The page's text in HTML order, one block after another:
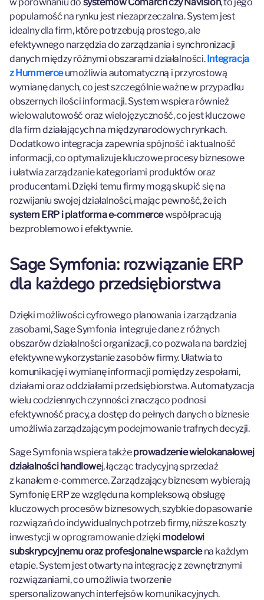
popularność na rynku jest niezaprzeczalna. System jest
idealny dla firm, które potrzebują prostego, ale
efektywnego narzędzia do zarządzania i synchronizacji
danych między różnymi obszarami działalności. Integracja
z Hummerceumożliwia automatyczną i przyrostową
wymianę danych, co jest szczególnie ważne w przypadku
obszernych ilości informacji. System wspiera również
wielowalutowość oraz wielojęzyczność, co jest kluczowe
dla firm działających na międzynarodowych rynkach.
Dodatkowo integracja zapewnia spójność i aktualność
informacji, co optymalizuje kluczowe procesy biznesowe
i ułatwia zarządzanie kategoriami produktów oraz
producentami. Dzięki temu firmy mogą skupić się na
rozwijaniu swojej działalności, mając pewność, że ich
system ERP i platforma e-commercewspółpracują
bezproblemowo i efektywnie.
Sage Symfonia: rozwiązanie ERP
dla każdego przedsiębiorstwa
Dzięki możliwości cyfrowego planowania i zarządzania
zasobami, Sage Symfonia integruje dane z różnych
obszarów działalności organizacji, co pozwala na bardziej
efektywne wykorzystanie zasobów firmy. Ułatwia to
komunikację i wymianę informacji pomiędzy zespołami,
działami oraz oddziałami przedsiębiorstwa. Automatyzacja
wielu codziennych czynności znacząco podnosi
efektywność pracy, a dostęp do pełnych danych o biznesie
umożliwia zarządzającym podejmowanie trafnych decyzji.
Sage Symfonia wspiera takżeprowadzenie wielokanałowej
działalności handlowej, łącząc tradycyjną sprzedaż
z kanałem e-commerce. Zarządzający biznesem wybierają
Symfonię ERP ze względu na kompleksową obsługę
kluczowych procesów biznesowych, szybkie dopasowanie
rozwiązań do indywidualnych potrzeb firmy, niższe koszty
inwestycji w oprogramowanie dzięki modelowi
subskrypcyjnemu oraz profesjonalne wsparciena każdym
etapie. System jest otwarty na integrację z zewnętrznymi
rozwiązaniami, co umożliwia tworzenie
spersonalizowanych interfejsów komunikacyjnych.